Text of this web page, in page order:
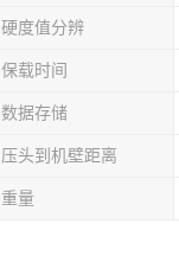
硬度值分辨
保载时间
数据存储
压头到机壁距离
重量